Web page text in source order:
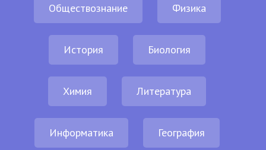
Обществознание Физика
История Биология
Химия Литература
Информатика География